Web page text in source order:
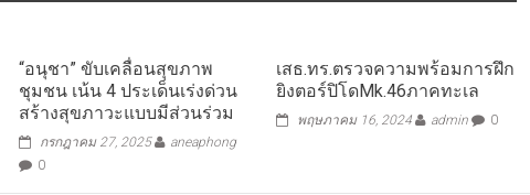
“อนุชา” ขับเคลื่อนสุขภาพ
ชุมชน เน้น 4 ประเด็นเร่งด่วน
สร้างสุขภาวะแบบมีส่วนร่วม
กรกฎาคม 27, 2025
aneaphong
0
เสธ.ทร.ตรวจความพร้อมการฝึก
ยิงตอร์ปิโดMk.46ภาคทะเล
พฤษภาคม 16, 2024 admin 0